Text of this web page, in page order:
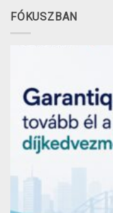
FÓKUSZBAN